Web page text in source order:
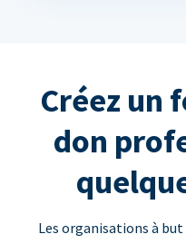
Créez un
don
Les organisations à